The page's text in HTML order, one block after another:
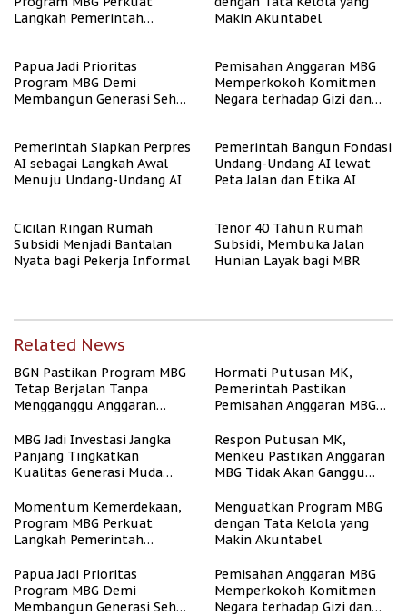
Langkah Pemerintah
Makin Akuntabel
Papua Jadi Prioritas
Program MBG Demi
Membangun Generasi Sehat
Pemisahan Anggaran MBG
Memperkokoh Komitmen
Negara terhadap Gizi dan
Pemerintah Siapkan Perpres
AI sebagai Langkah Awal
Menuju Undang-Undang AI
Pemerintah Bangun Fondasi
Undang-Undang AI lewat
Peta Jalan dan Etika AI
Cicilan Ringan Rumah
Subsidi Menjadi Bantalan
Nyata bagi Pekerja Informal
Tenor 40 Tahun Rumah
Subsidi, Membuka Jalan
Hunian Layak bagi MBR
Related News
BGN Pastikan Program MBG
Tetap Berjalan Tanpa
Mengganggu Anggaran
Hormati Putusan MK,
Pemerintah Pastikan
Pemisahan Anggaran MBG
MBG Jadi Investasi Jangka
Panjang Tingkatkan
Kualitas Generasi Muda
Respon Putusan MK,
Menkeu Pastikan Anggaran
MBG Tidak Akan Ganggu
Momentum Kemerdekaan,
Program MBG Perkuat
Langkah Pemerintah
Menguatkan Program MBG
dengan Tata Kelola yang
Makin Akuntabel
Papua Jadi Prioritas
Program MBG Demi
Membangun Generasi Sehat
Pemisahan Anggaran MBG
Memperkokoh Komitmen
Negara terhadap Gizi dan